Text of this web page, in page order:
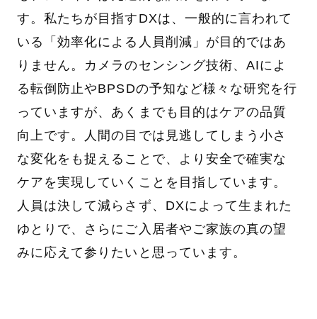
す。私たちが目指すDXは、一般的に言われて
いる「効率化による人員削減」が目的ではあ
りません。カメラのセンシング技術、AIによ
る転倒防止やBPSDの予知など様々な研究を行
っていますが、あくまでも目的はケアの品質
向上です。人間の目では見逃してしまう小さ
な変化をも捉えることで、より安全で確実な
ケアを実現していくことを目指しています。
人員は決して減らさず、DXによって生まれた
ゆとりで、さらにご入居者やご家族の真の望
みに応えて参りたいと思っています。